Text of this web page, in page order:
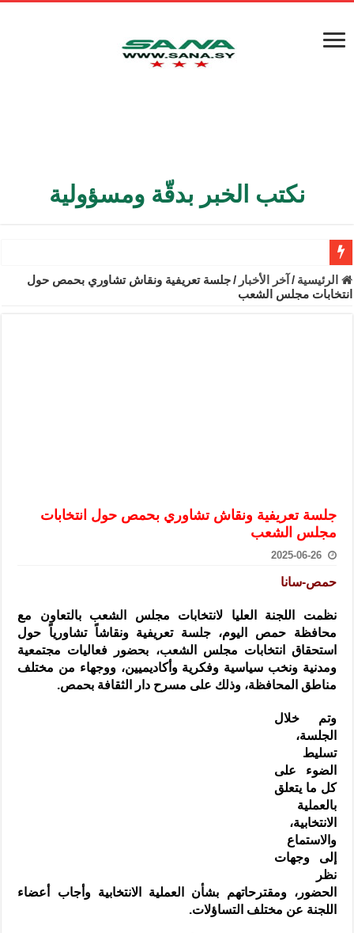
نكتب الخبر بدقّة ومسؤولية
الأمن الداخلي يعثر على مقبرة جماعية في ريف اللاذقية تضم 9 جثامين
الوزير الشيباني يبحث في باريس تعزيز الاستقرار في سوريا
سوريا تبحث مع الإيسيسكو التعاون في البحث العلمي وحماية التراث
الرئيسية / آخر الأخبار /جلسة تعريفية ونقاش تشاوري بحمص حول
انتخابات مجلس الشعب
جلسة تعريفية ونقاش تشاوري بحمص حول انتخابات
مجلس الشعب
2025-06-26
حمص-سانا
نظمت اللجنة العليا لانتخابات مجلس الشعب بالتعاون مع
محافظة حمص اليوم، جلسة تعريفية ونقاشاً تشاورياً حول
استحقاق انتخابات مجلس الشعب، بحضور فعاليات مجتمعية
ومدنية ونخب سياسية وفكرية وأكاديميين، ووجهاء من مختلف
مناطق المحافظة، وذلك على مسرح دار الثقافة بحمص.
وتم خلال
الجلسة،
تسليط
الضوء على
كل ما يتعلق
بالعملية
الانتخابية،
والاستماع
إلى وجهات
نظر
الحضور، ومقترحاتهم بشأن العملية الانتخابية وأجاب أعضاء
اللجنة عن مختلف التساؤلات.